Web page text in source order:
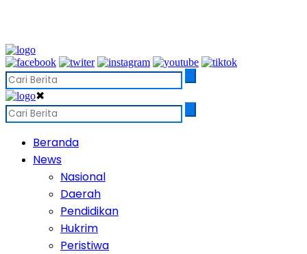
✖
Beranda
News
Nasional
Daerah
Pendidikan
Hukrim
Peristiwa